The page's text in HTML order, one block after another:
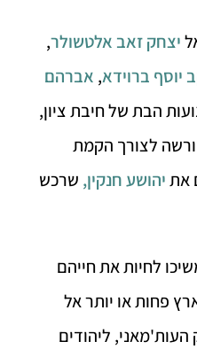
יצחק זאב אלטשולר,
יוסף ברוידא, אברהם
הבת של חיבת ציון,
לצורך הקמת
אתיהושע חנקין, שרכש
לחיות את חייהם
פחות או יותר אל
ליהודים